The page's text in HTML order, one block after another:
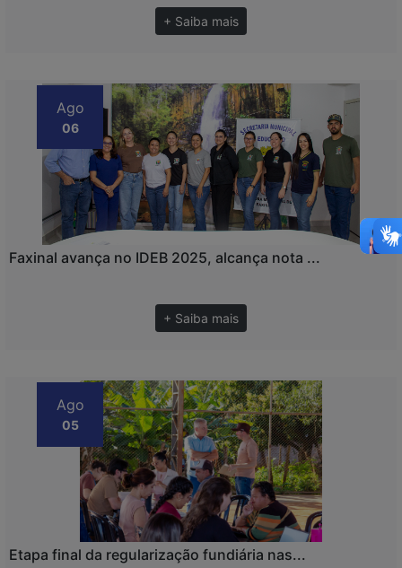
+ Saiba mais
Ago
06
Faxinal avança no IDEB 2025, alcança nota ...
+ Saiba mais
Ago
05
Etapa final da regularização fundiária nas...